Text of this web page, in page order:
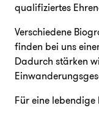
qualifiziertes
Verschiedene
finden bei uns
Dadurch stärken
Für eine lebendige